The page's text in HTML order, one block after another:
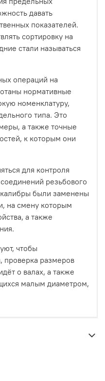
давать
показателей.
сортировку на
стали называться
операций на
нормативные
номенклатуру,
типа. Это
а также точные
к которым они
для контроля
резьбового
были заменены
на смену которым
а также
чтобы
проверка размеров
о валах, а также
малым диаметром,